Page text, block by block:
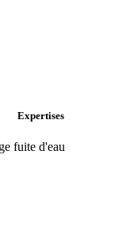
Expertises
fuite d'eau